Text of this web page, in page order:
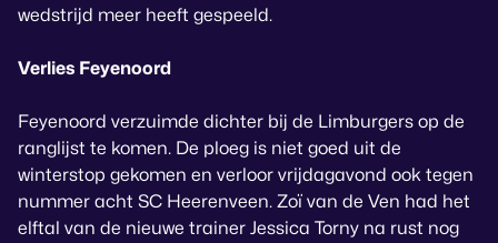
wedstrijd meer heeft gespeeld.
Verlies Feyenoord
Feyenoord verzuimde dichter bij de Limburgers op de
ranglijst te komen. De ploeg is niet goed uit de
winterstop gekomen en verloor vrijdagavond ook tegen
nummer acht SC Heerenveen. Zoï van de Ven had het
elftal van de nieuwe trainer Jessica Torny na rust nog